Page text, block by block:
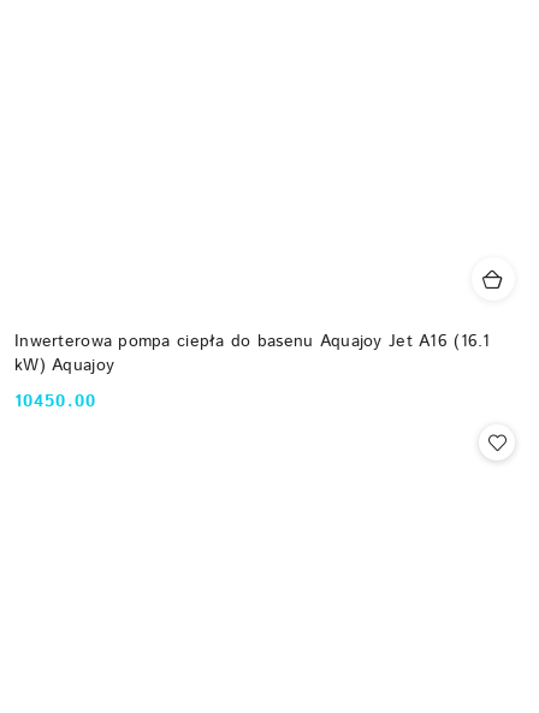
Inwerterowa pompa ciepła do basenu Aquajoy Jet A16 (16.1
kW) Aquajoy
Cena:
10450.00